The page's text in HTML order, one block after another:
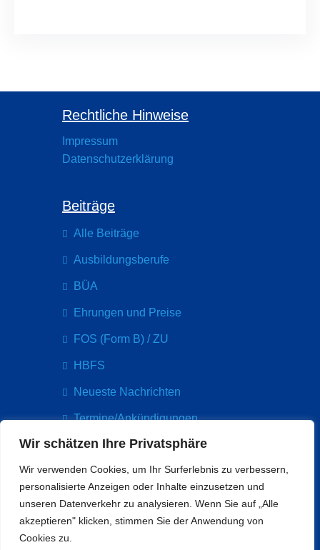
Wir schätzen Ihre Privatsphäre
Wir verwenden Cookies, um Ihr Surferlebnis zu verbessern,
personalisierte Anzeigen oder Inhalte einzusetzen und
unseren Datenverkehr zu analysieren. Wenn Sie auf „Alle
akzeptieren" klicken, stimmen Sie der Anwendung von
Cookies zu.
Rechtliche Hinweise
Impressum
Datenschutzerklärung
Beiträge
Alle Beiträge
Ausbildungsberufe
BÜA
Ehrungen und Preise
FOS (Form B) / ZU
HBFS
Neueste Nachrichten
Termine/Ankündigungen
Kontakt
Paul-Arnsberg-Platz 5
60314 Frankfurt
info@bethmannschule.org
Tel: 069 212 33065